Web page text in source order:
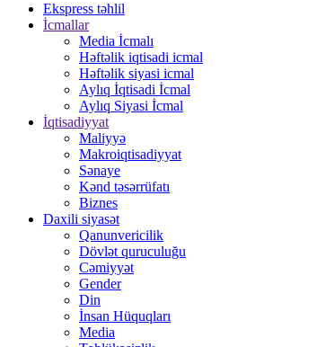
Ekspress təhlil
İcmallar
Media İcmalı
Həftəlik iqtisadi icmal
Həftəlik siyasi icmal
Aylıq İqtisadi İcmal
Aylıq Siyasi İcmal
İqtisadiyyat
Maliyyə
Makroiqtisadiyyat
Sənaye
Kənd təsərrüfatı
Biznes
Daxili siyasət
Qanunvericilik
Dövlət quruculuğu
Cəmiyyət
Gender
Din
İnsan Hüquqları
Media